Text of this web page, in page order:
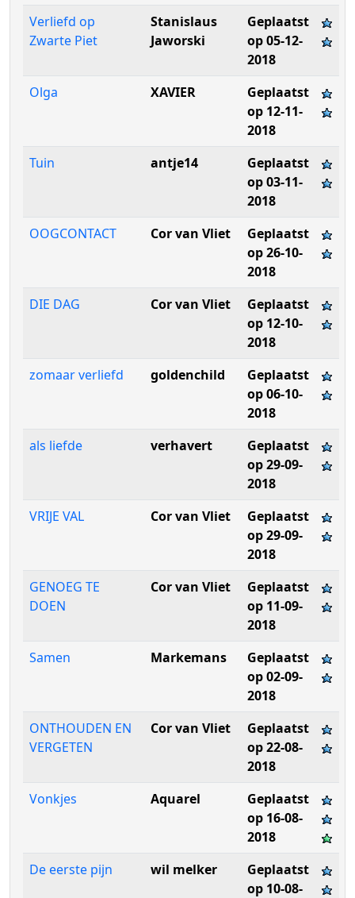
Verliefd op
Zwarte Piet
Stanislaus
Jaworski
Geplaatst
op 05-12-
2018
Olga
XAVIER
Geplaatst
op 12-11-
2018
Tuin
antje14
Geplaatst
op 03-11-
2018
OOGCONTACT
Cor van Vliet
Geplaatst
op 26-10-
2018
DIE DAG
Cor van Vliet
Geplaatst
op 12-10-
2018
zomaar verliefd
goldenchild
Geplaatst
op 06-10-
2018
als liefde
verhavert
Geplaatst
op 29-09-
2018
VRIJE VAL
Cor van Vliet
Geplaatst
op 29-09-
2018
GENOEG TE
DOEN
Cor van Vliet
Geplaatst
op 11-09-
2018
Samen
Markemans
Geplaatst
op 02-09-
2018
ONTHOUDEN EN
VERGETEN
Cor van Vliet
Geplaatst
op 22-08-
2018
Vonkjes
Aquarel
Geplaatst
op 16-08-
2018
De eerste pijn
wil melker
Geplaatst
op 10-08-